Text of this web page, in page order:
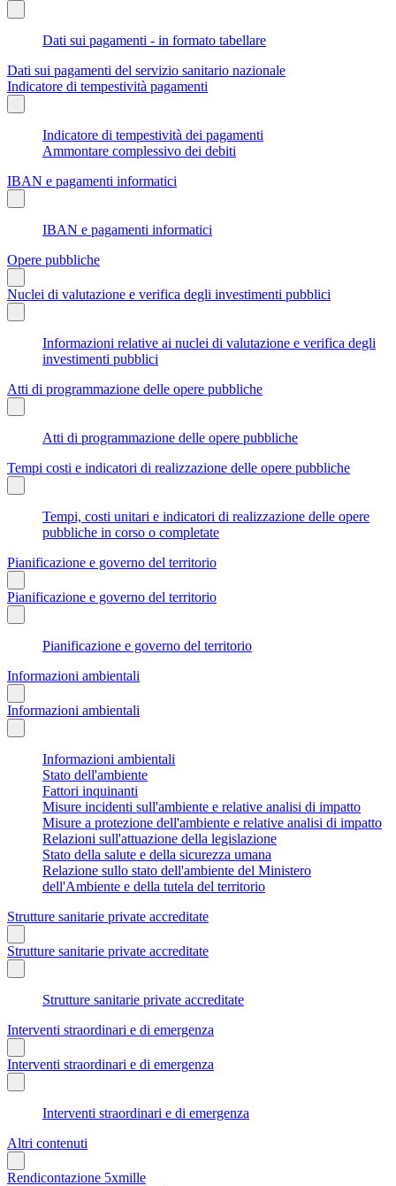
Dati sui pagamenti - in formato tabellare
Dati sui pagamenti del servizio sanitario nazionale
Indicatore di tempestività pagamenti
Indicatore di tempestività dei pagamenti
Ammontare complessivo dei debiti
IBAN e pagamenti informatici
IBAN e pagamenti informatici
Opere pubbliche
Nuclei di valutazione e verifica degli investimenti pubblici
Informazioni relative ai nuclei di valutazione e verifica degli
investimenti pubblici
Atti di programmazione delle opere pubbliche
Atti di programmazione delle opere pubbliche
Tempi costi e indicatori di realizzazione delle opere pubbliche
Tempi, costi unitari e indicatori di realizzazione delle opere
pubbliche in corso o completate
Pianificazione e governo del territorio
Pianificazione e governo del territorio
Pianificazione e governo del territorio
Informazioni ambientali
Informazioni ambientali
Informazioni ambientali
Stato dell'ambiente
Fattori inquinanti
Misure incidenti sull'ambiente e relative analisi di impatto
Misure a protezione dell'ambiente e relative analisi di impatto
Relazioni sull'attuazione della legislazione
Stato della salute e della sicurezza umana
Relazione sullo stato dell'ambiente del Ministero
dell'Ambiente e della tutela del territorio
Strutture sanitarie private accreditate
Strutture sanitarie private accreditate
Strutture sanitarie private accreditate
Interventi straordinari e di emergenza
Interventi straordinari e di emergenza
Interventi straordinari e di emergenza
Altri contenuti
Rendicontazione 5xmille